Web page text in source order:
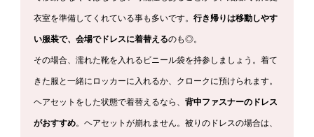
衣室を準備してくれている事も多いです。 行き帰りは移動しやす
い服装で、会場でドレスに着替えるのも◎。
その場合、濡れた靴を入れるビニール袋を持参しましょう。着て
きた服と一緒にロッカーに入れるか、クロークに預けられます。
ヘアセットをした状態で着替えるなら、 背中ファスナーのドレス
がおすすめ。ヘアセットが崩れません。被りのドレスの場合は、